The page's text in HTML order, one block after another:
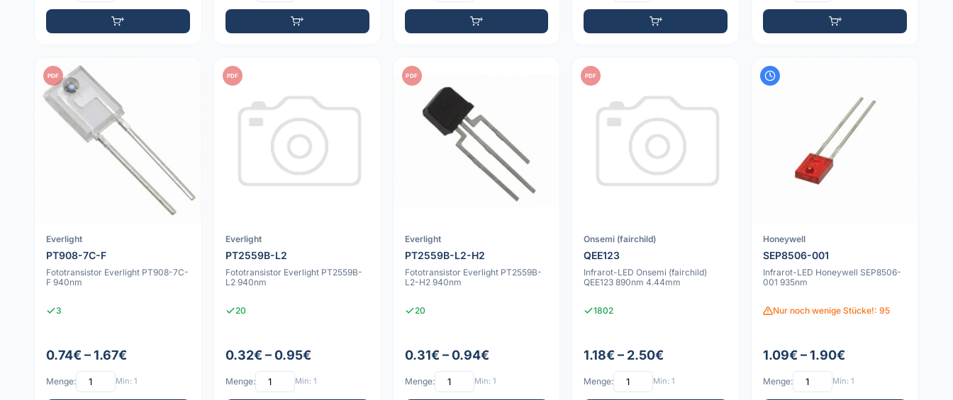
PDF
Everlight
PT908-7C-F
Fototransistor Everlight PT908-7C-
F 940nm
3
0.74€ – 1.67€
Menge: Min: 1
PDF
Everlight
PT2559B-L2
Fototransistor Everlight PT2559B-
L2 940nm
20
0.32€ – 0.95€
Menge: Min: 1
PDF
Everlight
PT2559B-L2-H2
Fototransistor Everlight PT2559B-
L2-H2 940nm
20
0.31€ – 0.94€
Menge: Min: 1
PDF
Onsemi (fairchild)
QEE123
Infrarot-LED Onsemi (fairchild)
QEE123 890nm 4.44mm
1802
1.18€ – 2.50€
Menge: Min: 1
Honeywell
SEP8506-001
Infrarot-LED Honeywell SEP8506-
001 935nm
Nur noch wenige Stücke!: 95
1.09€ – 1.90€
Menge: Min: 1